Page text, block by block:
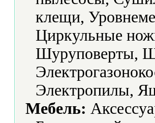
клещи,
Циркульные
Шуруповерты,
Электропилы,
Мебель: